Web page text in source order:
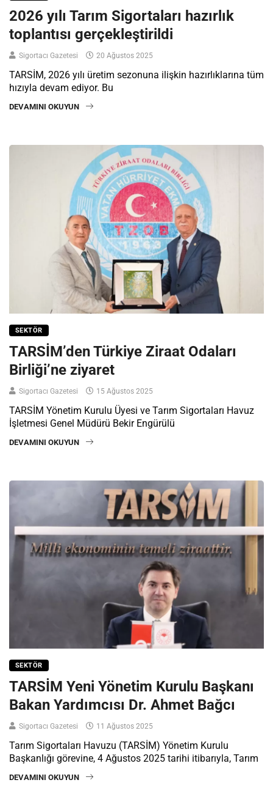
2026 yılı Tarım Sigortaları hazırlık
toplantısı gerçekleştirildi
Sigortacı Gazetesi 20 Ağustos 2025
TARSİM, 2026 yılı üretim sezonuna ilişkin hazırlıklarına tüm
hızıyla devam ediyor. Bu
DEVAMINI OKUYUN
SEKTÖR
TARSİM’den Türkiye Ziraat Odaları
Birliği’ne ziyaret
Sigortacı Gazetesi 15 Ağustos 2025
TARSİM Yönetim Kurulu Üyesi ve Tarım Sigortaları Havuz
İşletmesi Genel Müdürü Bekir Engürülü
DEVAMINI OKUYUN
SEKTÖR
TARSİM Yeni Yönetim Kurulu Başkanı
Bakan Yardımcısı Dr. Ahmet Bağcı
Sigortacı Gazetesi 11 Ağustos 2025
Tarım Sigortaları Havuzu (TARSİM) Yönetim Kurulu
Başkanlığı görevine, 4 Ağustos 2025 tarihi itibarıyla, Tarım
DEVAMINI OKUYUN